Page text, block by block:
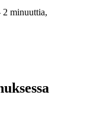
minuuttia,